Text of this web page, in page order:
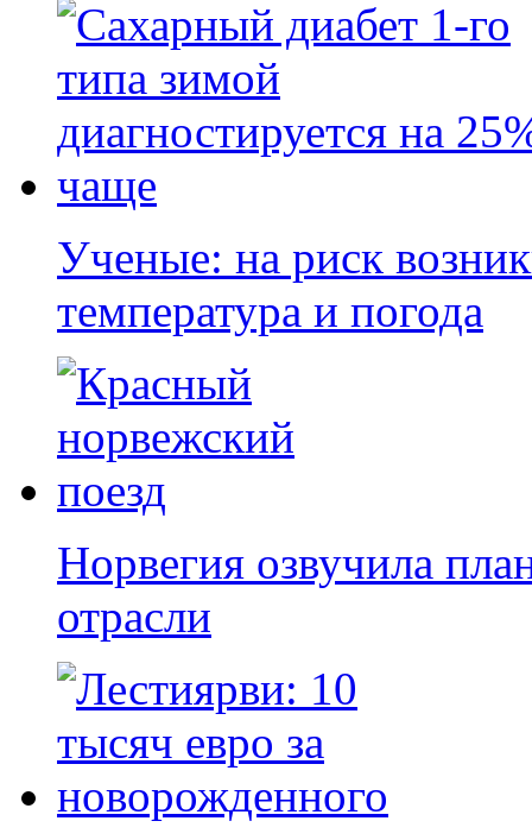
Ученые: на риск
температура и погода
Норвегия озвучила
отрасли